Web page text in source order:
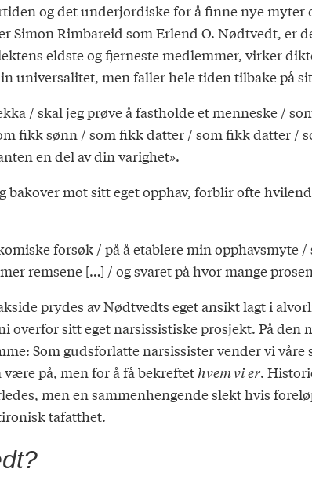
og det underjordiske for å finne nye myter
Simon Rimbareid som Erlend O. Nødtvedt, er
eldste og fjerneste medlemmer, virker
universalitet, men faller hele tiden tilbake på
/ skal jeg prøve å fastholde et menneske /
fikk sønn / som fikk datter / som fikk datter /
en del av din varighet».
bakover mot sitt eget opphav, forblir ofte
forsøk / på å etablere min
remsene […] / og svaret på hvor mange
prydes av Nødtvedts eget ansikt lagt i
overfor sitt eget narsissistiske prosjekt. På
Som gudsforlatte narsissister vender vi
på, men for å få bekreftethvem vi er.
men en sammenhengende slekt hvis
tafatthet.